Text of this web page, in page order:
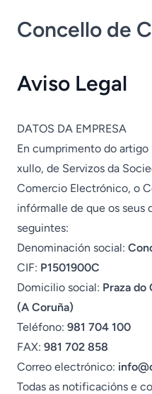
Concello de
Aviso Legal
DATOS DA EMPRESA
En cumprimento do artigo
xullo, de Servizos da
Comercio Electrónico, o
infórmalle de que os seus
seguintes:
Denominación social:
CIF: P1501900C
Domicilio social: Praza do
(A Coruña)
Teléfono: 981 704 100
FAX: 981 702 858
Correo electrónico:
Todas as notificacións e